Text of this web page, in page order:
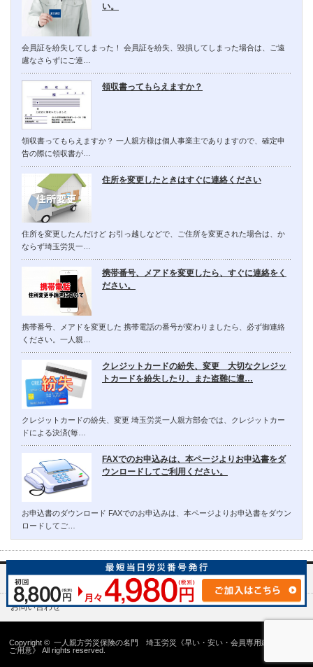
い。
会員証を紛失してしまった！ 会員証を紛失、毀損してしまった場合は、ご遠
慮なさらずにご連…
領収書ってもらえますか？
領収書ってもらえますか？ 一人親方様は個人事業主でありますので、確定申
告の際に領収書が…
住所を変更したときはすぐに連絡ください
住所を変更したんだけど お引っ越しなどで、ご住所を変更された場合は、か
ならず埼玉労災一…
携帯番号、メアドを変更したら、すぐに連絡をく
ださい。
携帯番号、メアドを変更した 携帯電話の番号が変わりましたら、必ず御連絡
ください。一人親…
クレジットカードの紛失、変更 大切なクレジッ
トカードを紛失したり、また盗難に遭…
クレジットカードの紛失、変更 埼玉労災一人親方部会では、クレジットカー
ドによる決済(毎…
FAXでのお申込みは、本ページよりお申込書をダ
ウンロードしてご利用ください。
お申込書のダウンロード FAXでのお申込みは、本ページよりお申込書をダウン
ロードしてご…
埼玉労災一人親方部会について
お問い合わせ
Copyright ©一人親方労災保険の名門 埼玉労災《早い・安い・会員専用建設国保の
ご用意》
All rights reserved.